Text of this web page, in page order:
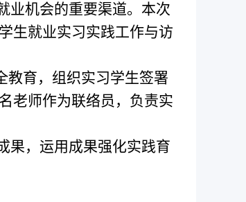
业机会的重要渠道。本次
生就业实习实践工作与访
教育，组织实习学生签署
老师作为联络员，负责实
果，运用成果强化实践育